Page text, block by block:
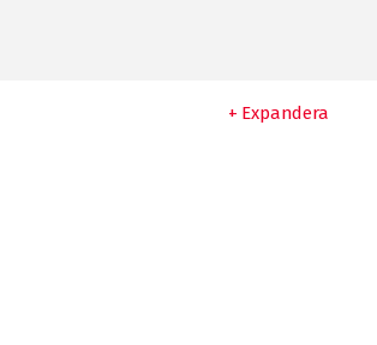
Expandera